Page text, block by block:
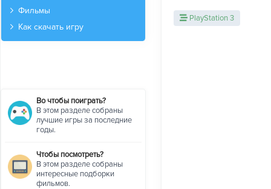
Фильмы
Как скачать игру
Во чтобы поиграть?
В этом разделе собраны
лучшие игры за последние
годы.
Чтобы посмотреть?
В этом разделе собраны
интересные подборки
фильмов.
PlayStation 3